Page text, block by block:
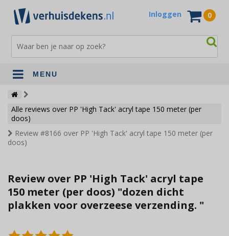
Inloggen 0
MENU
Verhuisdekens
Opslagdekens
Terrasdekens
Alle reviews over PP 'High Tack' acryl tape 150 meter (per
doos)
Review #8166 over PP 'High Tack' acryl tape 150 meter (per
doos)
Review over PP 'High Tack' acryl tape
150 meter (per doos) "dozen dicht
plakken voor overzeese verzending. "